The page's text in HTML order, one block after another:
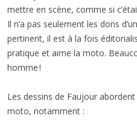
mettre en scène, comme si
Il n’a pas seulement les dons
pertinent, il est à la fois
pratique et aime la moto.
homme !
Les dessins de Faujour
moto, notamment :